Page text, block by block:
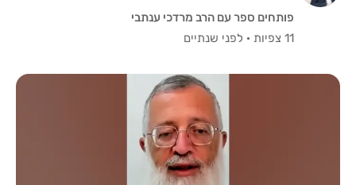
פותחים ספר עם הרב מרדכי ענתבי
11 צפיות
· לפני שנתיים